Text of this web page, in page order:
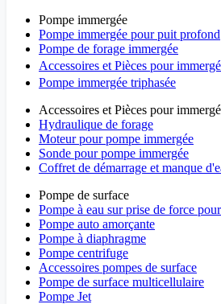
Pompe immergée
Pompe immergée pour puit profond
Pompe de forage immergée
Accessoires et Pièces pour
Pompe immergée triphasée
Accessoires et Pièces pour
Hydraulique de forage
Moteur pour pompe immergée
Sonde pour pompe immergée
Coffret de démarrage et manque
Pompe de surface
Pompe à eau sur prise de force
Pompe auto amorçante
Pompe à diaphragme
Pompe centrifuge
Accessoires pompes de surface
Pompe de surface multicellulaire
Pompe Jet